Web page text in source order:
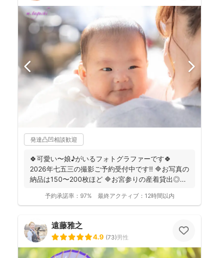
発達凸凹相談歓迎
🍀可愛い〜娘♪がいるフォトグラファーです🍀
2026年七五三の撮影ご予約受付中です‼️ 🔷お写真の
納品は150〜200枚ほど 🔷お宮参りの産着貸出◎...
予約承諾率： 97% 最終アクティブ： 12時間以内
遠藤雅之
4.9 (73)男性